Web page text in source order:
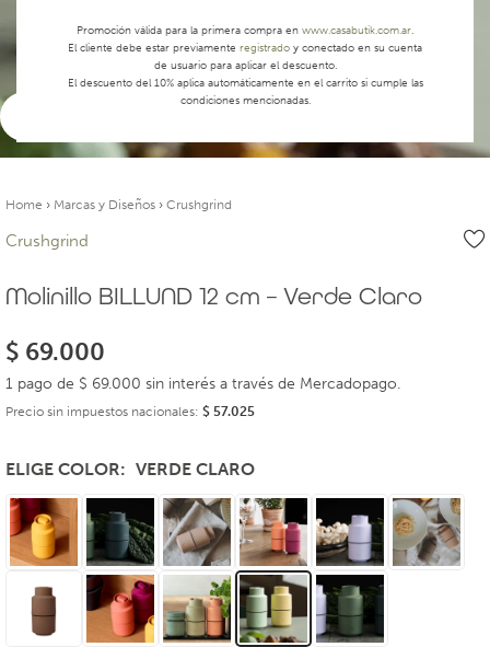
Promoción válida para la primera compra en www.casabutik.com.ar.
El cliente debe estar previamente registrado y conectado en su cuenta
de usuario para aplicar el descuento.
El descuento del 10% aplica automáticamente en el carrito si cumple las
condiciones mencionadas.
Home › Marcas y Diseños › Crushgrind
Crushgrind
Molinillo BILLUND 12 cm – Verde Claro
$ 69.000
1 pago de $ 69.000 sin interés a través de Mercadopago.
Precio sin impuestos nacionales: $ 57.025
ELIGE COLOR VERDE CLARO